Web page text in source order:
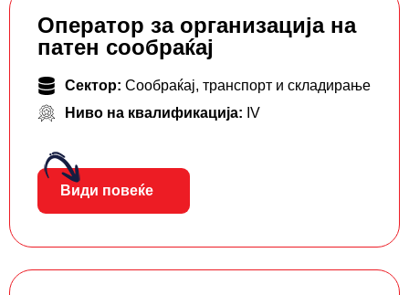
Оператор за организација на
патен сообраќај
Сектор: Сообраќај, транспорт и складирање
Ниво на квалификација: IV
Види повеќе